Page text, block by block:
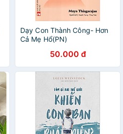
Dạy Con Thành Công- Hơn
Cả Mẹ Hổ(PN)
50.000 đ